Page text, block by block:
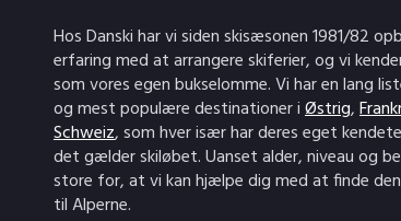
Hos Danski har vi siden skisæsonen 1981/82
erfaring med at arrangere skiferier, og vi
som vores egen bukselomme. Vi har en lang
og mest populære destinationer iØstrig,
Schweiz, som hver især har deres eget
det gælder skiløbet. Uanset alder, niveau og
store for, at vi kan hjælpe dig med at finde
til Alperne.